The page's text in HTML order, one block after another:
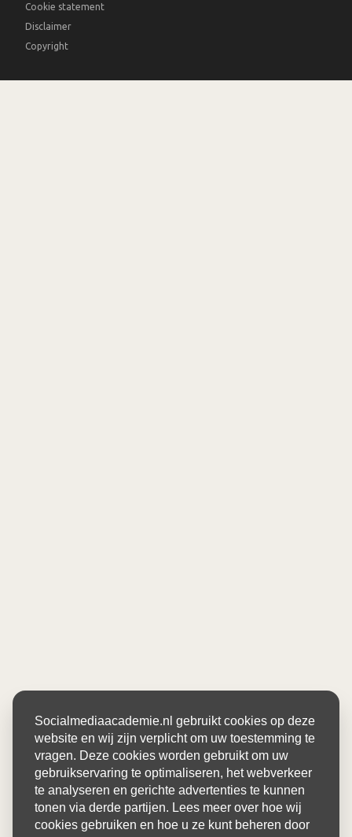
Cookie statement
Disclaimer
Copyright
Socialmediaacademie.nl gebruikt cookies op deze
website en wij zijn verplicht om uw toestemming te
vragen. Deze cookies worden gebruikt om uw
gebruikservaring te optimaliseren, het webverkeer
te analyseren en gerichte advertenties te kunnen
tonen via derde partijen. Lees meer over hoe wij
cookies gebruiken en hoe u ze kunt beheren door